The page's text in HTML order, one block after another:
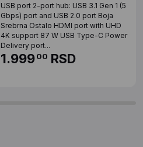
USB port 2-port hub: USB 3.1 Gen 1 (5
Gbps) port and USB 2.0 port Boja
Srebrna Ostalo HDMI port with UHD
4K support 87 W USB Type-C Power
Delivery port...
1.99900 RSD